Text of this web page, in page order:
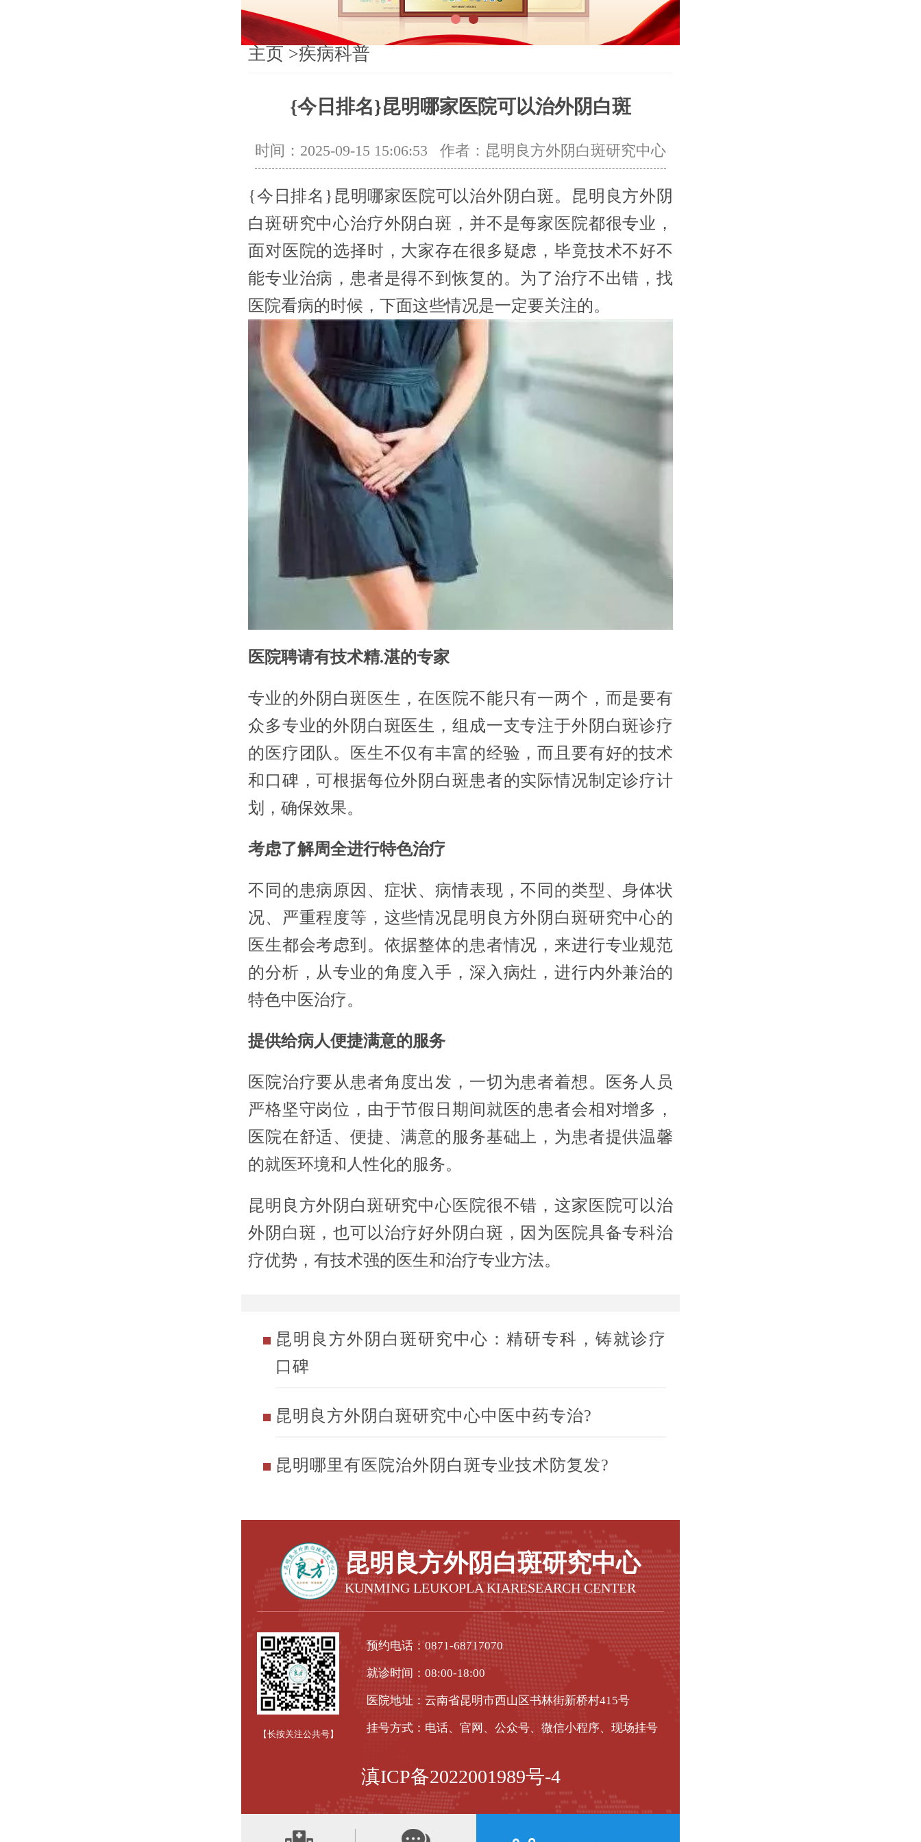
主页 >疾病科普
{今日排名}昆明哪家医院可以治外阴白斑
时间：2025-09-15 15:06:53 作者：昆明良方外阴白斑研究中心
{今日排名}昆明哪家医院可以治外阴白斑。昆明良方外阴
白斑研究中心治疗外阴白斑，并不是每家医院都很专业，
面对医院的选择时，大家存在很多疑虑，毕竟技术不好不
能专业治病，患者是得不到恢复的。为了治疗不出错，找
医院看病的时候，下面这些情况是一定要关注的。
医院聘请有技术精.湛的专家
专业的外阴白斑医生，在医院不能只有一两个，而是要有
众多专业的外阴白斑医生，组成一支专注于外阴白斑诊疗
的医疗团队。医生不仅有丰富的经验，而且要有好的技术
和口碑，可根据每位外阴白斑患者的实际情况制定诊疗计
划，确保效果。
考虑了解周全进行特色治疗
不同的患病原因、症状、病情表现，不同的类型、身体状
况、严重程度等，这些情况昆明良方外阴白斑研究中心的
医生都会考虑到。依据整体的患者情况，来进行专业规范
的分析，从专业的角度入手，深入病灶，进行内外兼治的
特色中医治疗。
提供给病人便捷满意的服务
医院治疗要从患者角度出发，一切为患者着想。医务人员
严格坚守岗位，由于节假日期间就医的患者会相对增多，
医院在舒适、便捷、满意的服务基础上，为患者提供温馨
的就医环境和人性化的服务。
昆明良方外阴白斑研究中心医院很不错，这家医院可以治
外阴白斑，也可以治疗好外阴白斑，因为医院具备专科治
疗优势，有技术强的医生和治疗专业方法。
昆明良方外阴白斑研究中心：精研专科，铸就诊疗
口碑
昆明良方外阴白斑研究中心中医中药专治?
昆明哪里有医院治外阴白斑专业技术防复发?
昆明良方外阴白斑研究中心
KUNMING LEUKOPLA KIARESEARCH CENTER
【长按关注公共号】
预约电话：0871-68717070
就诊时间：08:00-18:00
医院地址：云南省昆明市西山区书林街新桥村415号
挂号方式：电话、官网、公众号、微信小程序、现场挂号
滇ICP备2022001989号-4